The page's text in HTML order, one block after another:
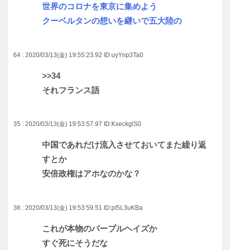
世界のコロナを東京に集めよう
クーベルタンの想いを継いで五大陸の
64 : 2020/03/13(金) 19:55:23.92 ID:uyYnp3Ta0
>>34
それフランス語
35 : 2020/03/13(金) 19:53:57.97 ID:KxeckglS0
中国であれだけ流入させておいてまた繰り返
すとか
安倍政権はアホなのかな？
36 : 2020/03/13(金) 19:53:59.51 ID:pI5L3uKBa
これが本物のパープルヘイズか
すぐ死にそうだな